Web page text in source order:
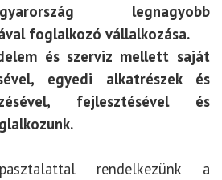
legnagyobb
foglalkozó vállalkozása.
és szerviz mellett saját
egyedi alkatrészek és
fejlesztésével és
rendelkezünk a